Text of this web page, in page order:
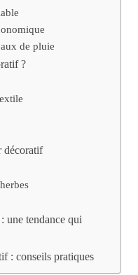
de pluie
?
décoratif
une tendance qui
: conseils pratiques